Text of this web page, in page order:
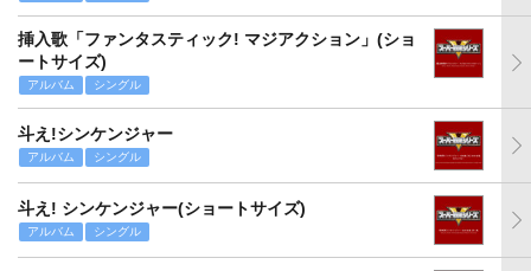
挿入歌「ファンタスティック! マジアクション」(ショ
ートサイズ)
アルバム シングル
斗え!シンケンジャー
アルバム シングル
斗え! シンケンジャー(ショートサイズ)
アルバム シングル